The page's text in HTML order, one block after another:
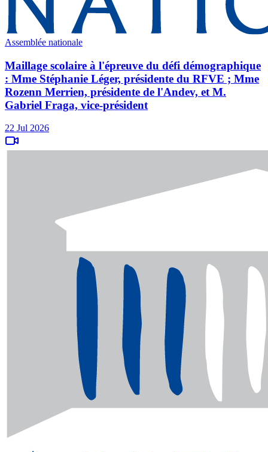
Assemblée nationale
Maillage scolaire à l'épreuve du défi démographique
: Mme Stéphanie Léger, présidente du RFVE ; Mme
Rozenn Merrien, présidente de l'Andev, et M.
Gabriel Fraga, vice-président
22 Jul 2026